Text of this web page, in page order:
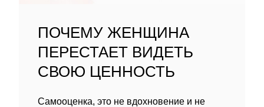
ПОЧЕМУ ЖЕНЩИНА
ПЕРЕСТАЕТ ВИДЕТЬ
СВОЮ ЦЕННОСТЬ
Самооценка, это не вдохновение и не